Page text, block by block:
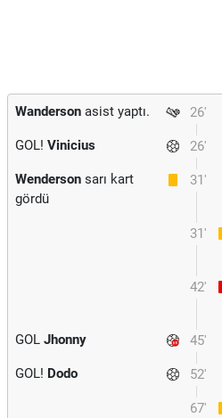
26'
Wanderson asist yaptı.
26'
GOL! Vinicius
31'
Wenderson sarı kart
gördü
31'
42'
45'
GOL Jhonny
52'
GOL! Dodo
67'